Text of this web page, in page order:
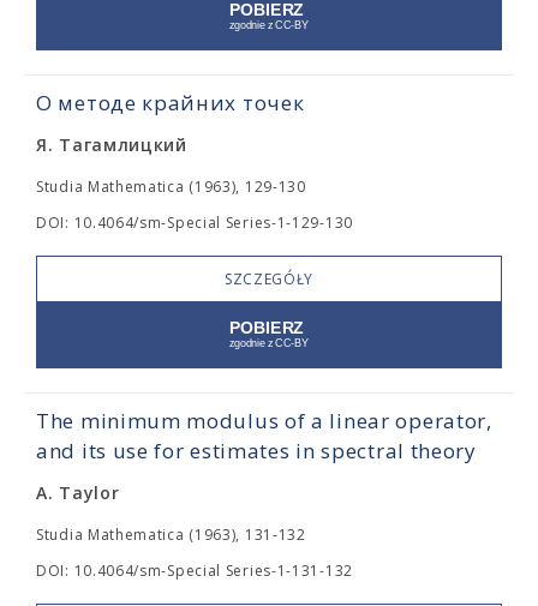
О методе крайних точек
Я. Тагамлицкий
Studia Mathematica (1963), 129-130
DOI: 10.4064/sm-Special Series-1-129-130
SZCZEGÓŁY
The minimum modulus of a linear operator,
and its use for estimates in spectral theory
A. Taylor
Studia Mathematica (1963), 131-132
DOI: 10.4064/sm-Special Series-1-131-132